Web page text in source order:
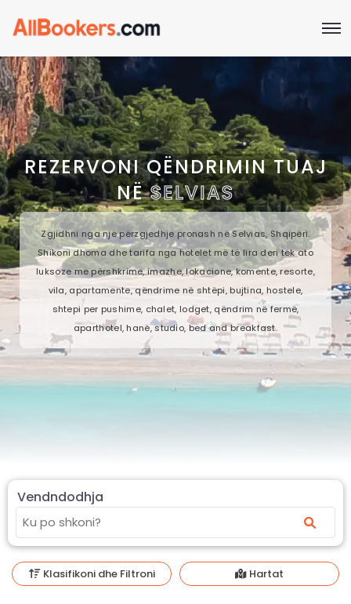
REZERVONI QËNDRIMIN TUAJ
NËSELVIAS
Zgjidhni nga një përzgjedhje pronash në Selvias, Shqipëri.
Shikoni dhoma dhe tarifa nga hotelet më të lira deri tek ato
luksoze me përshkrime, imazhe, lokacione, komente, resorte,
vila, apartamente, qëndrime në shtëpi, bujtina, hostele,
shtepi per pushime, chalet, lodget, qëndrim në fermë,
aparthotel, hanë, studio, bed and breakfast.
Vendndodhja
Klasifikoni dhe Filtroni Hartat